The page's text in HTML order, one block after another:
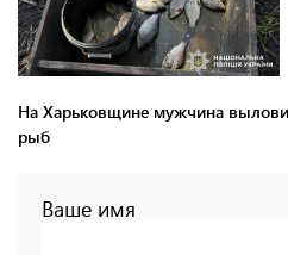
На Харьковщине мужчина
рыб
Ваше имя